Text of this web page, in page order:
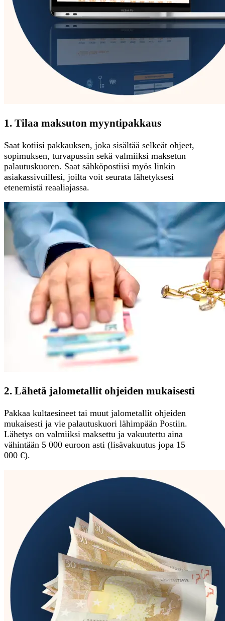
1. Tilaa maksuton myyntipakkaus
Saat kotiisi pakkauksen, joka sisältää selkeät ohjeet,
sopimuksen, turvapussin sekä valmiiksi maksetun
palautuskuoren. Saat sähköpostiisi myös linkin
asiakassivuillesi, joilta voit seurata lähetyksesi
etenemistä reaaliajassa.
2. Lähetä jalometallit ohjeiden mukaisesti
Pakkaa kultaesineet tai muut jalometallit ohjeiden
mukaisesti ja vie palautuskuori lähimpään Postiin.
Lähetys on valmiiksi maksettu ja vakuutettu aina
vähintään 5 000 euroon asti (lisävakuutus jopa 15
000 €).